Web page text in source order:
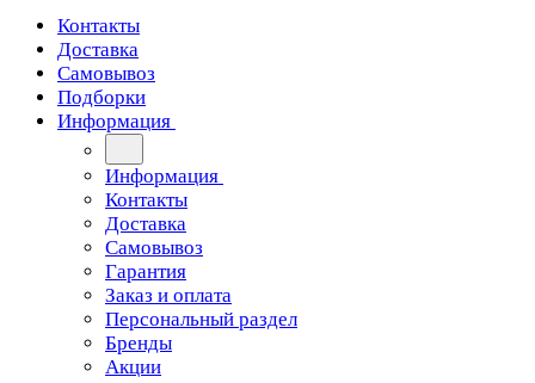
Контакты
Доставка
Самовывоз
Подборки
Информация
Информация
Контакты
Доставка
Самовывоз
Гарантия
Заказ и оплата
Персональный раздел
Бренды
Акции